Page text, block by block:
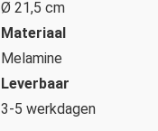
Ø 21,5 cm
Materiaal
Melamine
Leverbaar
3-5 werkdagen